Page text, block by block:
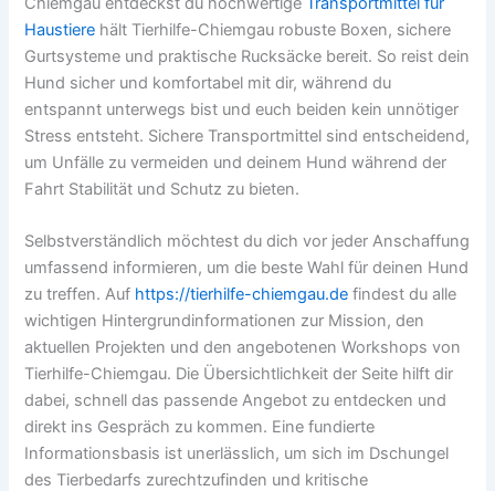
Haustiere hält Tierhilfe-Chiemgau robuste Boxen, sichere
Gurtsysteme und praktische Rucksäcke bereit. So reist dein
Hund sicher und komfortabel mit dir, während du
entspannt unterwegs bist und euch beiden kein unnötiger
Stress entsteht. Sichere Transportmittel sind entscheidend,
um Unfälle zu vermeiden und deinem Hund während der
Fahrt Stabilität und Schutz zu bieten.
Selbstverständlich möchtest du dich vor jeder Anschaffung
umfassend informieren, um die beste Wahl für deinen Hund
zu treffen. Auf https://tierhilfe-chiemgau.de findest du alle
wichtigen Hintergrundinformationen zur Mission, den
aktuellen Projekten und den angebotenen Workshops von
Tierhilfe-Chiemgau. Die Übersichtlichkeit der Seite hilft dir
dabei, schnell das passende Angebot zu entdecken und
direkt ins Gespräch zu kommen. Eine fundierte
Informationsbasis ist unerlässlich, um sich im Dschungel
des Tierbedarfs zurechtzufinden und kritische